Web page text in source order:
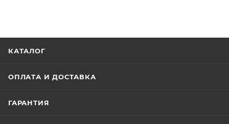
КАТАЛОГ
ОПЛАТА И ДОСТАВКА
ГАРАНТИЯ